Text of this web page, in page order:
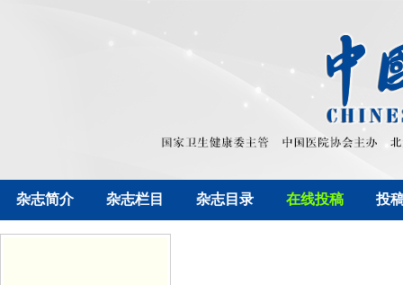
杂志简介 杂志栏目 杂志目录 在线投稿 投